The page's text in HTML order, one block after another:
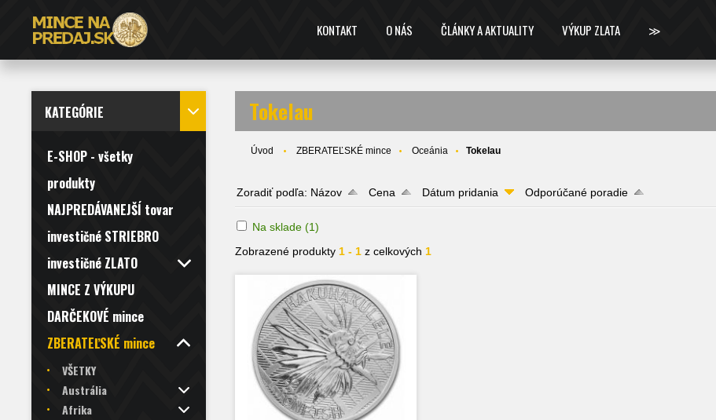
KONTAKT O NÁS ČLÁNKY A AKTUALITY VÝKUP ZLATA ≫
KATEGÓRIE
E-SHOP - všetky
produkty
NAJPREDÁVANEJŠÍ tovar
investičné STRIEBRO
investičné ZLATO
MINCE Z VÝKUPU
DARČEKOVÉ mince
ZBERATEĽSKÉ mince
VŠETKY
Austrália
Afrika
Tokelau
Úvod ZBERATEĽSKÉ mince Oceánia Tokelau
Zoradiť podľa: Názov Cena Dátum pridania Odporúčané poradie
Na sklade (1)
Zobrazené produkty 1 - 1 z celkových 1